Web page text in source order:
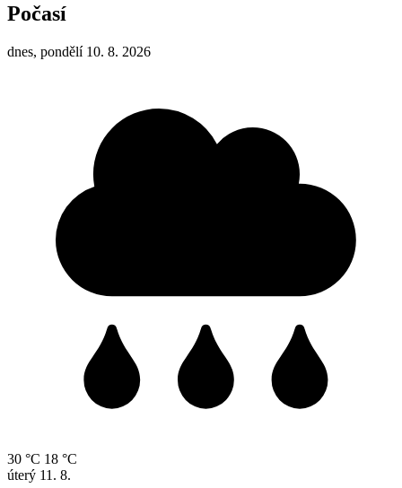
Počasí
dnes, pondělí 10. 8. 2026
30 °C 18 °C
úterý 11. 8.